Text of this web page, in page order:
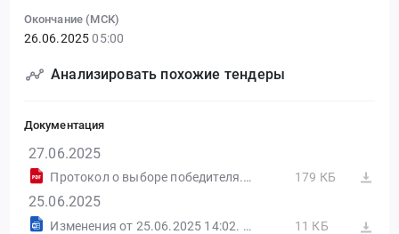
Окончание (МСК)
26.06.2025 05:00
Анализировать похожие тендеры
Документация
27.06.2025
Протокол о выборе победителя.pdf 179 КБ
25.06.2025
Изменения от 25.06.2025 14:02. ТЭК-Торг 11 КБ